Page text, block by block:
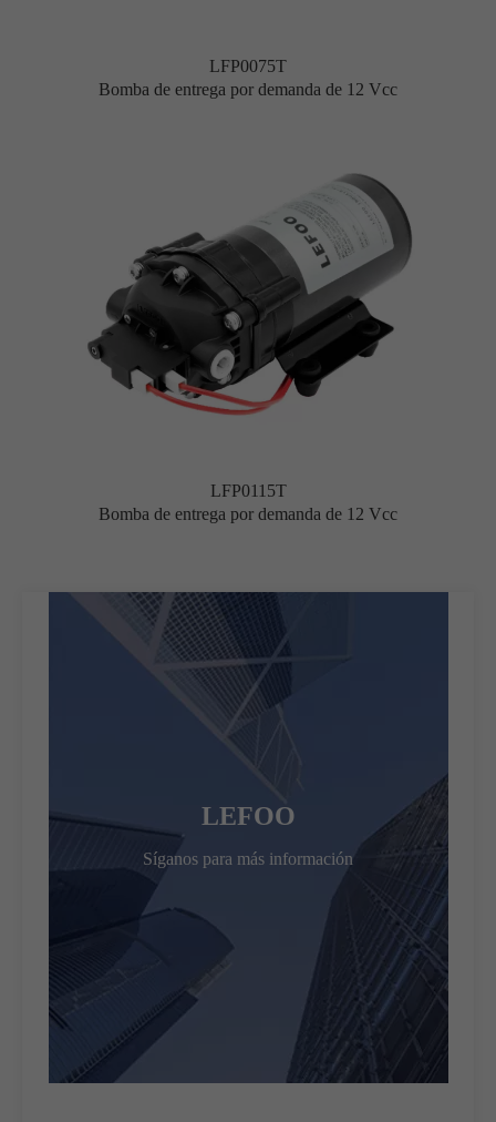
LFP0075T
Bomba de entrega por demanda de 12 Vcc
LFP0115T
Bomba de entrega por demanda de 12 Vcc
LEFOO
Síganos para más información